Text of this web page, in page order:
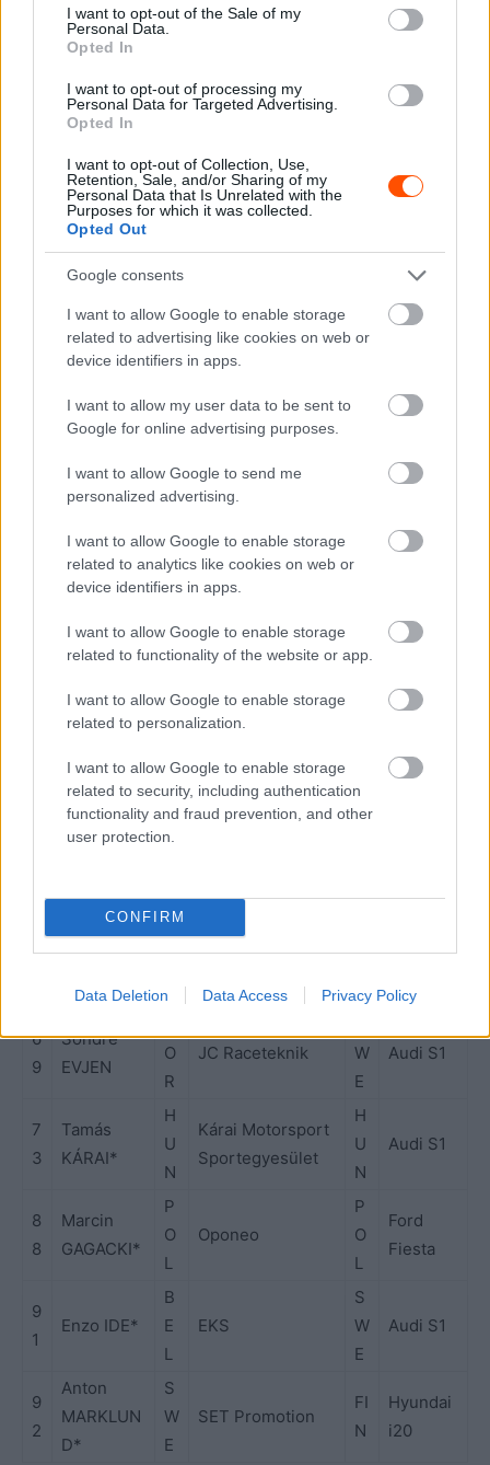
consent section.
I want to opt-out of the Sale of my
Personal Data.
Opted In
I want to opt-out of processing my
Personal Data for Targeted Advertising.
Opted In
I want to opt-out of Collection, Use,
Retention, Sale, and/or Sharing of my
Personal Data that Is Unrelated with the
Purposes for which it was collected.
Opted Out
Google consents
I want to allow Google to enable storage
related to advertising like cookies on web or
device identifiers in apps.
I want to allow my user data to be sent to
Google for online advertising purposes.
I want to allow Google to send me
personalized advertising.
I want to allow Google to enable storage
related to analytics like cookies on web or
device identifiers in apps.
I want to allow Google to enable storage
related to functionality of the website or app.
I want to allow Google to enable storage
related to personalization.
I want to allow Google to enable storage
related to security, including authentication
functionality and fraud prevention, and other
user protection.
CONFIRM
Data Deletion Data Access Privacy Policy
Anders
MICHALA
K
S
E
Andreas
D
N
R
Linus
ÖSTLUND
S
gen Polo
Sivert
SVARDAL
O
R
Sivert Svardal
Volkswa
André
O
Tom André
Saetnan
gen
Ulrik
LINNEMAN
N*
D
N
K
Linnemann
Fraser
McCONNE
LL
J
A
M
Betomik Racing
AUGUST*
D
E
U
ALL-INKL.COM
Muennich
Motorsport
D
Ibiza
TOPOLEW
SKI*
O
L
Oponeo
L
Ford
H
N
N
6
Frank
N
R
R
Ford
6
9
Sondre
EVJEN
O
R
JC Raceteknik
W
E
Audi S1
7
3
Tamás
KÁRAI*
H
U
N
Kárai Motorsport
Sportegyesület
H
U
N
Audi S1
8
8
Marcin
GAGACKI*
P
O
L
Oponeo
P
O
L
Ford
Fiesta
9
1
Enzo IDE*
B
E
L
EKS
S
W
E
Audi S1
9
2
Anton
MARKLUN
D*
S
W
E
SET Promotion
FI
N
Hyundai
i20